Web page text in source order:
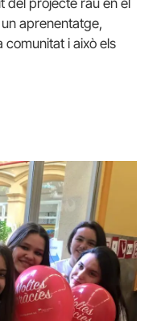
del projecte rau en el
aprenentatge,
comunitat i això els